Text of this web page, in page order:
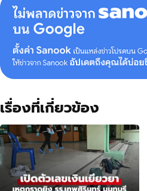
เรื่องที่เกี่ยวข้อง